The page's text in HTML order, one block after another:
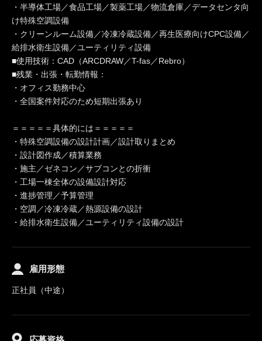
・半導体工場／食品工場／製薬工場／物流倉庫／データセンタ向
け特殊空調設備
・クリーンルーム設備／冷凍冷蔵設備／再生医療向けCPC設備／
給排水衛生設備／ユーティリティ設備
■使用技術：CAD（ARCDRAW／T-fas／Rebro）
■残業・出張・転勤情報：
・オフィス勤務中心
・全国案件対応のため短期出張あり
＝＝＝＝＝具体的には＝＝＝＝＝
・特殊空調設備の設計計画／設計取りまとめ
・設計図作成／積算業務
・施主／ゼネコン／サブコンとの折衝
・工場一棟全体の設備設計対応
・進捗管理／予算管理
・空調／冷凍冷蔵／熱源設備の設計
・給排水衛生設備／ユーティリティ設備の設計
雇用形態
正社員（中途）